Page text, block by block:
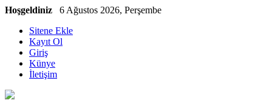
Hoşgeldiniz
6 Ağustos 2026, Perşembe
Sitene Ekle
Kayıt Ol
Giriş
Künye
İletişim